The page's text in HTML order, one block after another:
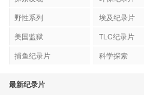
野性系列
埃及纪录片
美国监狱
TLC纪录片
捕鱼纪录片
科学探索
最新纪录片